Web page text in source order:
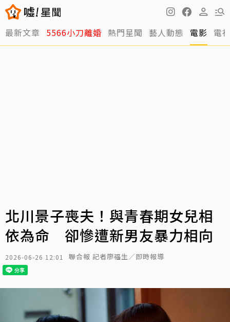
最新文章 5566小刀離婚 熱門星聞 藝人動態 電影 電
北川景子喪夫！與青春期女兒相
依為命 卻慘遭新男友暴力相向
2026-06-26 12:01 聯合報 記者廖福生／即時報導